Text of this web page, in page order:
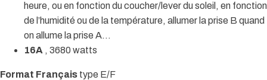
heure, ou en fonction du coucher/lever du soleil, en fonction
de l’humidité ou de la température, allumer la prise B quand
on allume la prise A…
16A , 3680 watts
Format Français type E/F